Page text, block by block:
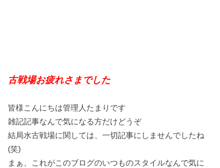
古戦場お疲れさまでした
皆様こんにちは管理人たまりです
雑記記事なんで気になる方だけどうぞ
結局水古戦場に関しては、一切記事にしませんでしたね
(笑)
まぁ、これがこのブログのいつものスタイルなんで気に